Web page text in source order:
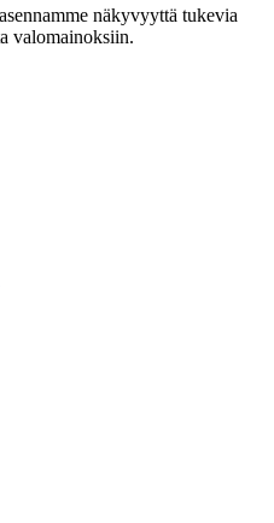
näkyvyyttä tukevia
valomainoksiin.